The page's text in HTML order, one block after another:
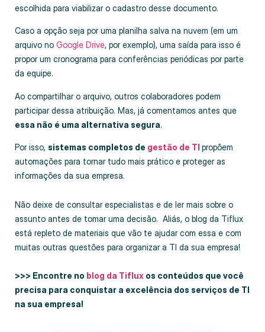
escolhida para viabilizar o cadastro desse documento.
Caso a opção seja por uma planilha salva na nuvem (em um
arquivo no Google Drive, por exemplo), uma saída para isso é
propor um cronograma para conferências periódicas por parte
da equipe.
Ao compartilhar o arquivo, outros colaboradores podem
participar dessa atribuição. Mas, já comentamos antes que
essa não é uma alternativa segura.
Por isso, sistemas completos de gestão de TI propõem
automações para tornar tudo mais prático e proteger as
informações da sua empresa.
Não deixe de consultar especialistas e de ler mais sobre o
assunto antes de tomar uma decisão. Aliás, o blog da Tiflux
está repleto de materiais que vão te ajudar com essa e com
muitas outras questões para organizar a TI da sua empresa!
>>> Encontre no blog da Tiflux os conteúdos que você
precisa para conquistar a excelência dos serviços de TI
na sua empresa!